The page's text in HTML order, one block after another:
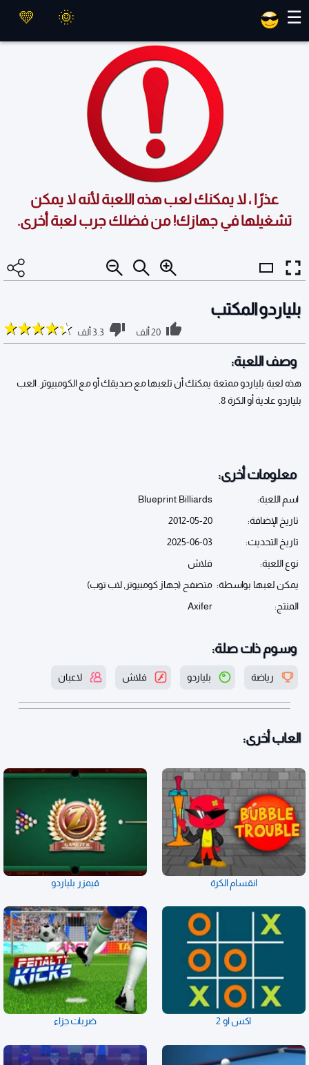
☰
عذرًا ، لا يمكنك لعب هذه اللعبة لأنه لا يمكن
تشغيلها في جهازك! من فضلك جرب لعبة أخرى.
بلياردو المكتب
20 ألف 3.3 ألف
وصف اللعبة:
هذه لعبة بلياردو ممتعة يمكنك أن تلعبها مع صديقك أو مع الكومبيوتر. العب
بلياردو عادية أو الكرة 8.
معلومات أخرى:
اسم اللعبة:
Blueprint Billiards
تاريخ الإضافة:
2012-05-20
تاريخ التحديث:
2025-06-03
نوع اللعبة:
فلاش
يمكن لعبها بواسطة: متصفح (جهاز كومبيوتر, لاب توب)
المنتج:
Axifer
وسوم ذات صلة:
رياضة بلياردو فلاش لاعبان
العاب أخرى:
انقسام الكرة قيمزر بلياردو
اكس او 2 ضربات جزاء